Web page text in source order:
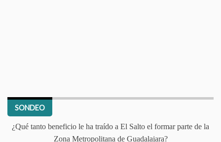
SONDEO
¿Qué tanto beneficio le ha traído a El Salto el formar parte de la
Zona Metropolitana de Guadalajara?